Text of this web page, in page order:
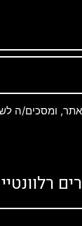
ומסכים/ה